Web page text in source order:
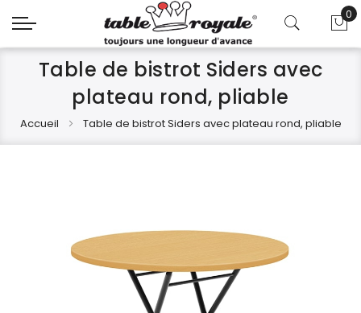
0
Table de bistrot Siders avec
plateau rond, pliable
Accueil Table de bistrot Siders avec plateau rond, pliable